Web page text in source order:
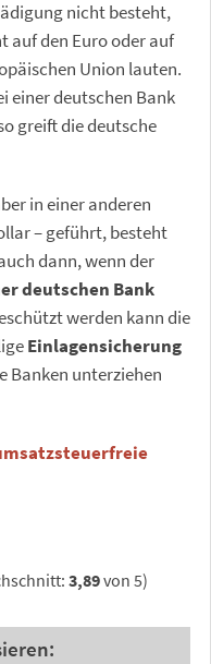
nicht besteht,
auf den Euro oder auf
Union lauten.
einer deutschen Bank
greift die deutsche
in einer anderen
– geführt, besteht
dann, wenn der
deutschen Bank
werden kann die
Einlagensicherung
Banken unterziehen
3,89von 5)